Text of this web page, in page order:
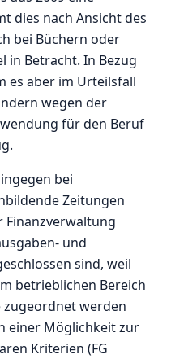
dies nach Ansicht des
bei Büchern oder
in Betracht. In Bezug
es aber im Urteilsfall
wegen der
für den Beruf
bei
Zeitungen
Finanzverwaltung
und
sind, weil
betrieblichen Bereich
werden
einer Möglichkeit zur
Kriterien (FG